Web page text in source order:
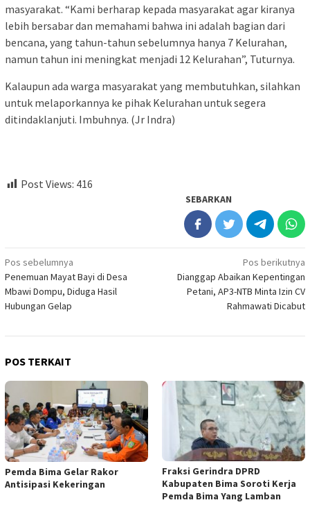
masyarakat. “Kami berharap kepada masyarakat agar kiranya
lebih bersabar dan memahami bahwa ini adalah bagian dari
bencana, yang tahun-tahun sebelumnya hanya 7 Kelurahan,
namun tahun ini meningkat menjadi 12 Kelurahan”, Tuturnya.
Kalaupun ada warga masyarakat yang membutuhkan, silahkan
untuk melaporkannya ke pihak Kelurahan untuk segera
ditindaklanjuti. Imbuhnya. (Jr Indra)
Post Views: 416
SEBARKAN
Navigasi
pos
Pos sebelumnya
Penemuan Mayat Bayi di Desa
Mbawi Dompu, Diduga Hasil
Hubungan Gelap
Pos berikutnya
Dianggap Abaikan Kepentingan
Petani, AP3-NTB Minta Izin CV
Rahmawati Dicabut
POS TERKAIT
Pemda Bima Gelar Rakor
Antisipasi Kekeringan
Fraksi Gerindra DPRD
Kabupaten Bima Soroti Kerja
Pemda Bima Yang Lamban